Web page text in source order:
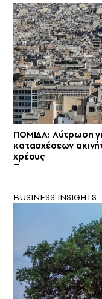
ΠΟΜΙΔΑ: Λύτρωση
κατασχέσεων
χρέους
BUSINESS INSIGHTS